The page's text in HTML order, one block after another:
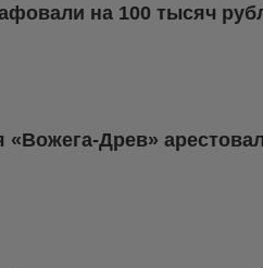
на 100 тысяч
Древ»